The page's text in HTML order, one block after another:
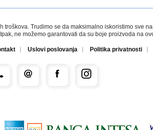
Trudimo se da maksimalno iskoristimo sve
ne možemo garantovati da su boje proizvoda na
Uslovi poslovanja Politika privatnosti